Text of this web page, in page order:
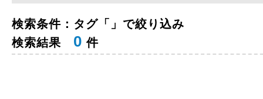
検索条件：タグ「」で絞り込み
検索結果 0 件